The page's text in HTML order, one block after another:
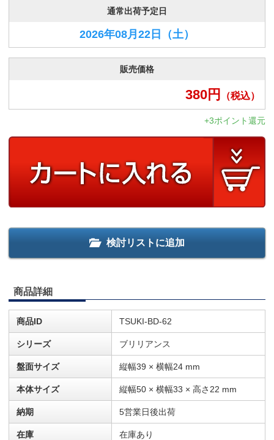
通常出荷予定日
2026年08月22日 （土）
販売価格
380円 （税込）
+3ポイント還元
検討リストに追加
商品詳細
商品ID TSUKI-BD-62
シリーズ ブリリアンス
盤面サイズ 縦幅39 × 横幅24 mm
本体サイズ 縦幅50 × 横幅33 × 高さ22 mm
納期 5営業日後出荷
在庫 在庫あり